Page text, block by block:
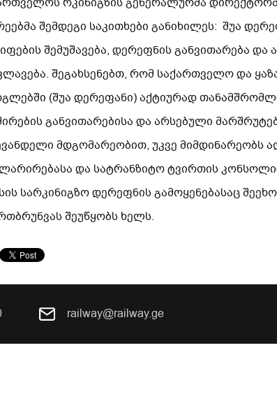
შემდეგი საკითხები განიხილეს: შუა
შემუშავება, დერეფნის განვითარება
შეგახსენებთ, რომ საქართველო და
(შუა დერეფანი) აქტიურად
განვითარებისა და არსებული
მდგომარეობით, უკვე მიმდინარეობს
და სატრანზიტო ტვირთის
სარკინიგზო დერეფნის გამოყენებასაც
შეუწყობს ხელს.
railway@railway.ge